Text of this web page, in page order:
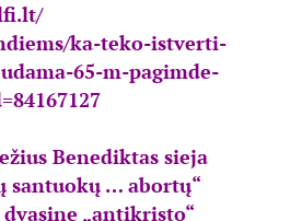
ka-teko-istverti-
65-m-pagimde-
84167127
Benediktas sieja
santuokų … abortų“
„antikristo“